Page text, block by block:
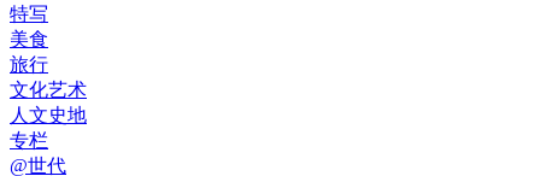
特写
美食
旅行
文化艺术
人文史地
专栏
@世代